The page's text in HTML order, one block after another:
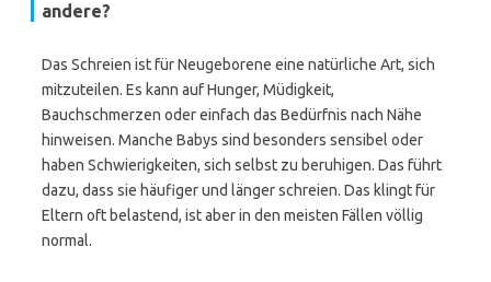
andere?
Das Schreien ist für Neugeborene eine natürliche Art, sich
mitzuteilen. Es kann auf Hunger, Müdigkeit,
Bauchschmerzen oder einfach das Bedürfnis nach Nähe
hinweisen. Manche Babys sind besonders sensibel oder
haben Schwierigkeiten, sich selbst zu beruhigen. Das führt
dazu, dass sie häufiger und länger schreien. Das klingt für
Eltern oft belastend, ist aber in den meisten Fällen völlig
normal.